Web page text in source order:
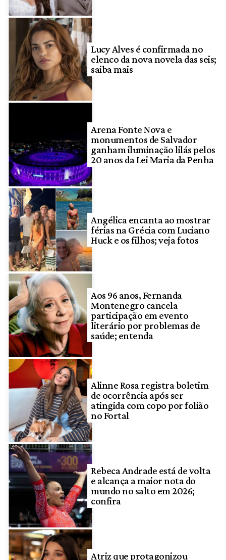
Lucy Alves é confirmada no
elenco da nova novela das seis;
saiba mais
Arena Fonte Nova e
monumentos de Salvador
ganham iluminação lilás pelos
20 anos da Lei Maria da Penha
Angélica encanta ao mostrar
férias na Grécia com Luciano
Huck e os filhos; veja fotos
Aos 96 anos, Fernanda
Montenegro cancela
participação em evento
literário por problemas de
saúde; entenda
Alinne Rosa registra boletim
de ocorrência após ser
atingida com copo por folião
no Fortal
Rebeca Andrade está de volta
e alcança a maior nota do
mundo no salto em 2026;
confira
Atriz que protagonizou